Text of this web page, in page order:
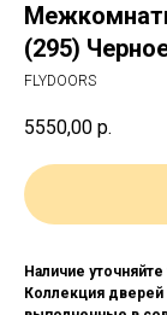
(295)
FLYDOORS
5550,00 р.
Наличие
Коллекция дверей